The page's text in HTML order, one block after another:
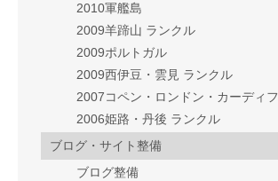
2010軍艦島
2009羊蹄山 ランクル
2009ポルトガル
2009西伊豆・雲見 ランクル
2007コペン・ロンドン・カーディフ
2006姫路・丹後 ランクル
ブログ・サイト整備
ブログ整備